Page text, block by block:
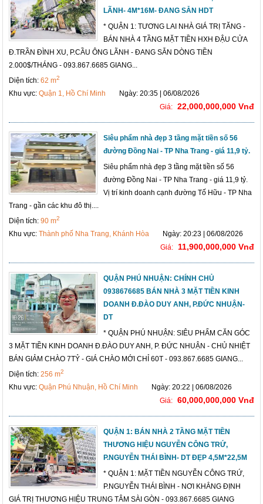
LÃNH- 4M*16M- ĐANG SẴN HDT
* QUẬN 1: TƯƠNG LAI NHÀ GIÁ TRỊ TĂNG -
BÁN NHÀ 4 TẦNG MẶT TIỀN HXH ĐẬU CỬA
Đ.TRẦN ĐÌNH XU, P.CẦU ÔNG LÃNH - ĐANG SẴN DÒNG TIỀN
2.000$/THÁNG - 093.867.6685 GIANG...
Diện tích:62 m2
Khu vực:Quận 1, Hồ Chí Minh
Ngày: 20:35 | 06/08/2026
Giá: 22,000,000,000 Vnđ
Siêu phẩm nhà đẹp 3 tầng mặt tiền số 56
đường Đồng Nai - TP Nha Trang - giá 11,9 tỷ.
Siêu phẩm nhà đẹp 3 tầng mặt tiền số 56
đường Đồng Nai - TP Nha Trang - giá 11,9 tỷ.
Vị trí kinh doanh cạnh đường Tố Hữu - TP Nha
Trang - gần các khu đô thị....
Diện tích:90 m2
Khu vực:Thành phố Nha Trang, Khánh Hòa
Ngày: 20:23 | 06/08/2026
Giá:
11,900,000,000 Vnđ
QUẬN PHÚ NHUẬN: CHÍNH CHỦ
0938676685 BÁN NHÀ 3 MẶT TIỀN KINH
DOANH Đ.ĐÀO DUY ANH, P.ĐỨC NHUẬN-
DT
* QUẬN PHÚ NHUẬN: SIÊU PHẨM CĂN GÓC
3 MẶT TIỀN KINH DOANH Đ.ĐÀO DUY ANH, P. ĐỨC NHUẬN - CHỦ NHIỆT
BÁN GIẢM CHÀO 7TỶ - GIÁ CHÀO MỚI CHỈ 60T - 093.867.6685 GIANG...
Diện tích:256 m2
Khu vực:Quận Phú Nhuận, Hồ Chí Minh
Ngày: 20:22 | 06/08/2026
Giá: 60,000,000,000 Vnđ
QUẬN 1: BÁN NHÀ 2 TẦNG MẶT TIỀN
THƯƠNG HIỆU NGUYỄN CÔNG TRỨ,
P.NGUYỄN THÁI BÌNH- DT ĐẸP 4,5M*22,5M
* QUẬN 1: MẶT TIỀN NGUYỄN CÔNG TRỨ,
P.NGUYỄN THÁI BÌNH - NƠI KHẲNG ĐỊNH
GIÁ TRỊ THƯƠNG HIỆU TRUNG TÂM SÀI GÒN - 093.867.6685 GIANG